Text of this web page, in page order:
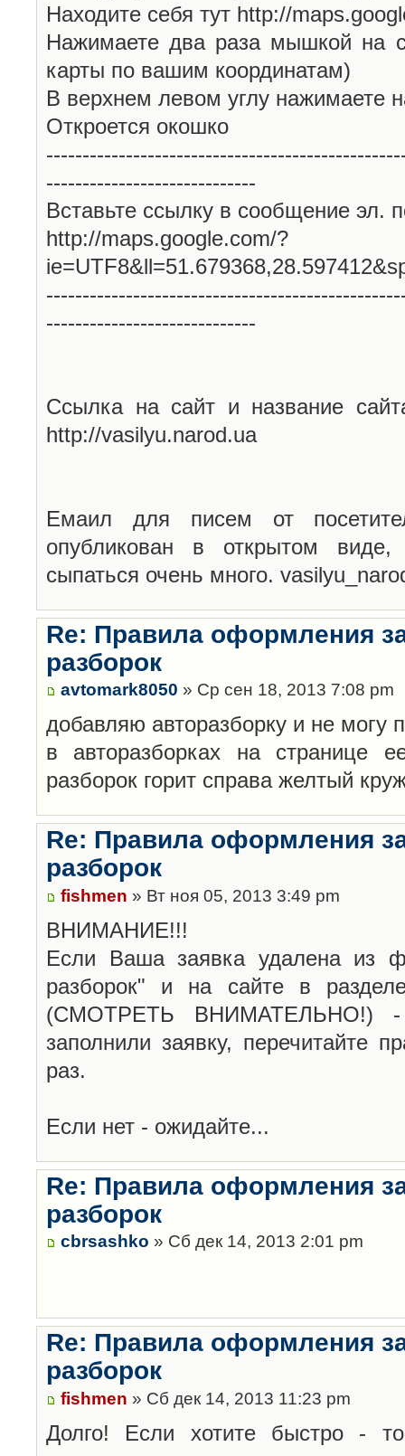
Находите себя тут http://
Нажимаете два раза мышкой на
карты по вашим координатам)
В верхнем левом углу нажимаете
Откроется окошко
-----------------------------
Вставьте ссылку в сообщение эл.
http://maps.google.com/?
-----------------------------
Ссылка на сайт и название
http://vasilyu.narod.ua
Емаил для писем от
опубликован в открытом
сыпаться очень много.
Re: Правила оформления
разборок
avtomark8050 » Ср сен 18, 2013 7:08 pm
добавляю авторазборку и не могу
в авторазборках на странице
разборок горит справа желтый
Re: Правила оформления
разборок
fishmen » Вт ноя 05, 2013 3:49 pm
ВНИМАНИЕ!!!
Если Ваша заявка удалена из
разборок" и на сайте в
(СМОТРЕТЬ ВНИМАТЕЛЬНО!)
заполнили заявку, перечитайте
раз.
Если нет - ожидайте...
Re: Правила оформления
разборок
cbrsashko » Сб дек 14, 2013 2:01 pm
Re: Правила оформления
разборок
fishmen » Сб дек 14, 2013 11:23 pm
Долго! Если хотите быстро -